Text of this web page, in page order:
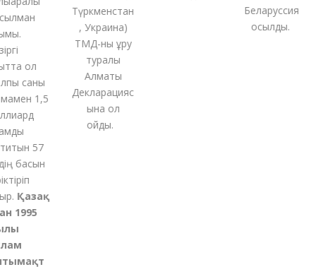
ол
саны
1,5
57
басын
Қазақ
1995
Түркменстан
Украина)
ТМД-нықұру
туралы
Алматы
Декларацияс
ына қол
қойды.
Беларуссия
қосылды.